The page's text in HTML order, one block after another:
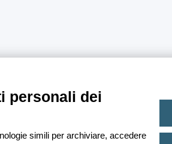
personali dei
simili per archiviare, accedere